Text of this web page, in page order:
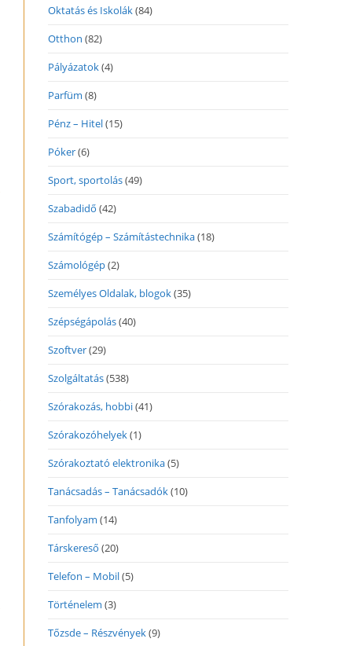
Oktatás és Iskolák(84)
Otthon (82)
Pályázatok(4)
Parfüm (8)
Pénz – Hitel(15)
Póker(6)
Sport, sportolás(49)
Szabadidő (42)
Számítógép – Számítástechnika(18)
Számológép(2)
Személyes Oldalak, blogok(35)
Szépségápolás(40)
Szoftver(29)
Szolgáltatás(538)
Szórakozás, hobbi(41)
Szórakozóhelyek(1)
Szórakoztató elektronika(5)
Tanácsadás – Tanácsadók(10)
Tanfolyam (14)
Társkereső (20)
Telefon – Mobil(5)
Történelem (3)
Tőzsde – Részvények(9)